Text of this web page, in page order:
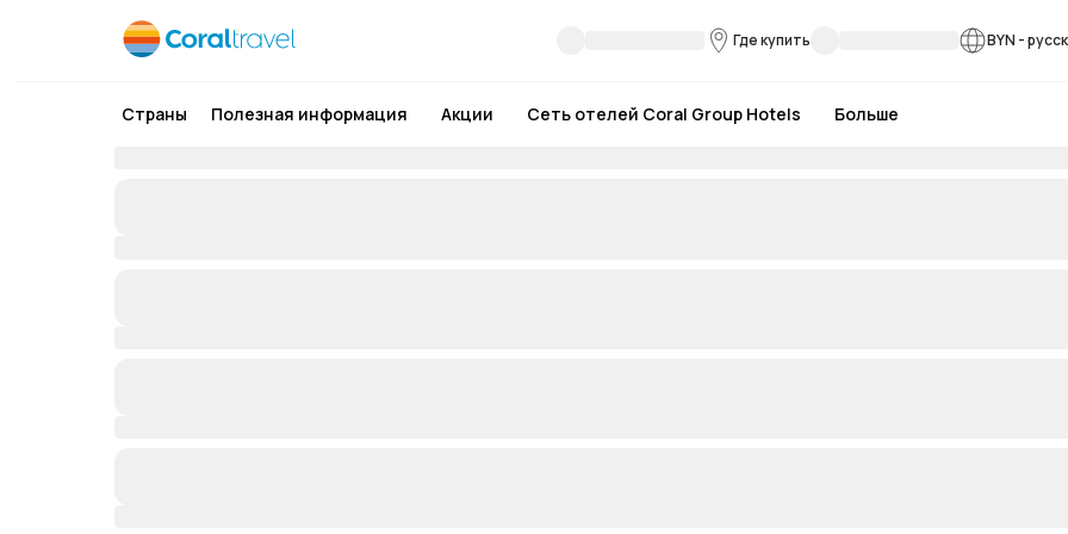
Где купить BYN -
Страны Полезная информация Акции Сеть отелей Coral Group Hotels Больше